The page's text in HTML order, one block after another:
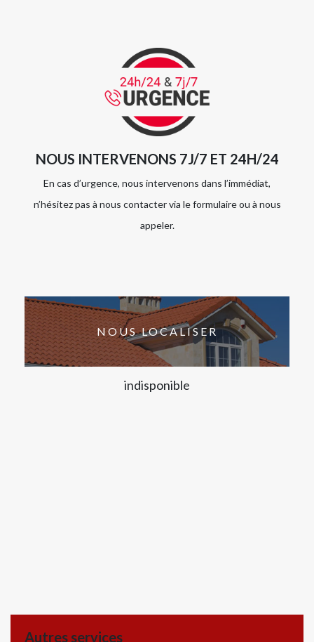
NOUS INTERVENONS 7J/7 ET 24H/24
En cas d’urgence, nous intervenons dans l’immédiat,
n’hésitez pas à nous contacter via le formulaire ou à nous
appeler.
NOUS LOCALISER
indisponible
Autres services